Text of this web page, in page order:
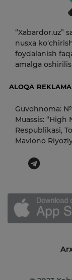
“Xabardor.uz”
nusxa
foydalanish
amalga
ALOQA REKLAMA
Guvohnoma:
Muassis: “High
Respublikasi,
Mavlono